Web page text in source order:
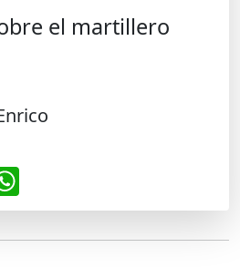
el martillero
A